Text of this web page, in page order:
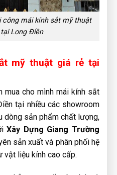
mái kính sắt mỹ thuật
Long Điền
mỹ thuật giá rẻ tại
mua cho mình mái kính sắt
tại nhiều các showroom
dòng sản phẩm chất lượng,
Xây Dựng Giang Trường
sản xuất và phân phối hệ
vật liệu kính cao cấp.